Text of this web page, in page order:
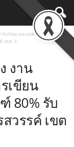
รบรรณ และเทคนิคการเขียน
เขต 3
งาน
เขียน
80% รับ
วรรค์ เขต